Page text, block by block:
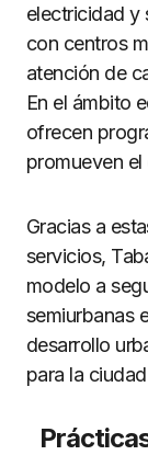
electricidad y
con centros
atención de
En el ámbito
ofrecen
promueven
Gracias a
servicios,
modelo a
semiurbanas
desarrollo
para la